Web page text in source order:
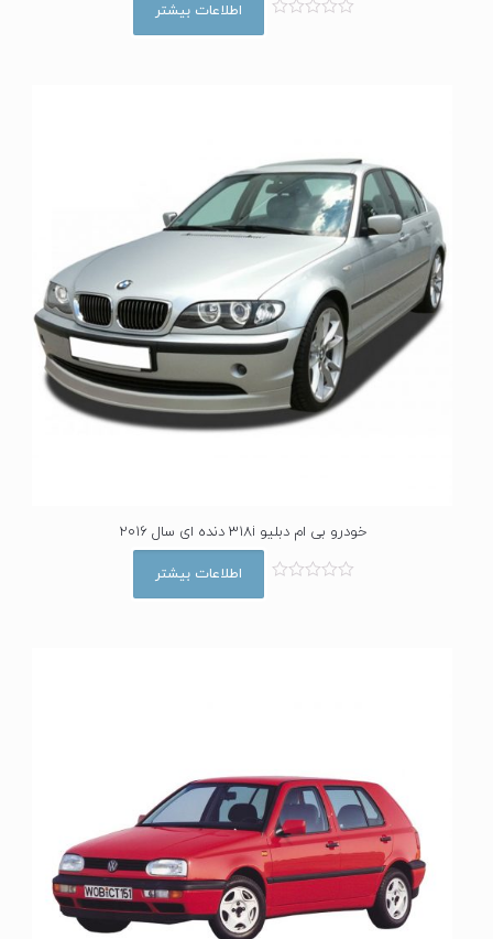
5
اطلاعات بیشتر
خودرو بی ام دبلیو 318i دنده ای سال 2016
اطلاعات بیشتر